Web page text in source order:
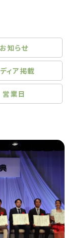
お知らせ
ィア掲載
営業日